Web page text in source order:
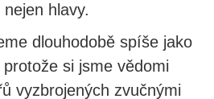
hlavy.
dlouhodobě spíše jako
si jsme vědomi
vyzbrojených zvučnými